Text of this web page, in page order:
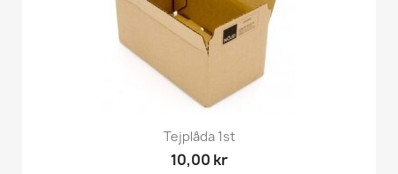
Tejplåda 1st
10,00 kr